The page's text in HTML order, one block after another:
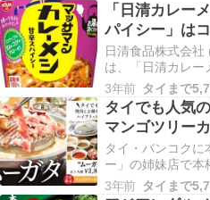
「日清カレー
パイシー」は
クがアローイ
日清食品株式会
は、「日清カレー
イシー」を4月24
す。 「日清カレ
にお湯を注ぎ、5
3年前 タイまで
タイでも人気
マンゴツリー
で14日より順
タイ・バンコクに
ー」の姉妹店で本
める「マンゴツリ
4月14日から、上
3年前 タイまで